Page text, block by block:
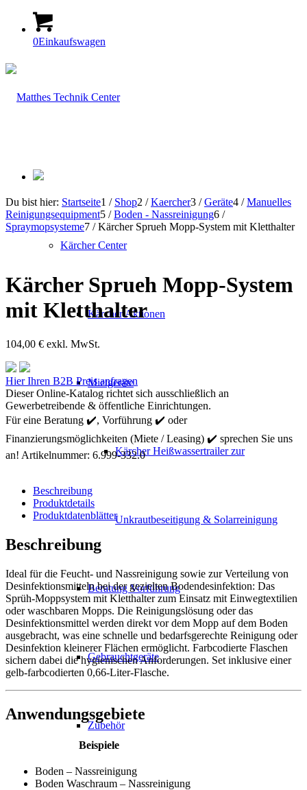
0Einkaufswagen
Kärcher Center
Kärcher Aktionen
Mietgeräte
Kärcher Heißwassertrailer zur
Unkrautbeseitigung & Solarreinigung
Beratung Vorführung
Gebrauchtgeräte
Zubehör
Du bist hier: Startseite1 / Shop2 / Kaercher3 / Geräte4 / Manuelles
Reinigungsequipment5 / Boden - Nassreinigung6 /
Spraymopsysteme7 / Kärcher Sprueh Mopp-System mit Kletthalter
Kärcher Sprueh Mopp-System
mit Kletthalter
104,00 € exkl. MwSt.
Kärcher
Sprueh
Mopp-
System
Kletthalter
Menge
Hier Ihren B2B Preis anfragen
Dieser Online-Katalog richtet sich ausschließlich an
Gewerbetreibende & öffentliche Einrichtungen.
Für eine Beratung ✔️, Vorführung ✔️ oder
Finanzierungsmöglichkeiten (Miete / Leasing) ✔️ sprechen Sie uns
an! Artikelnummer: 6.999-332.0
Beschreibung
Produktdetails
Produktdatenblätter
Beschreibung
Ideal für die Feucht- und Nassreinigung sowie zur Verteilung von
Desinfektionsmitteln bei der gezielten Bodendesinfektion: Das
Sprüh-Moppsystem mit Kletthalter zum Einsatz mit Einwegtextilien
oder waschbaren Mopps. Die Reinigungslösung oder das
Desinfektionsmittel werden direkt vor dem Mopp auf dem Boden
ausgebracht, was eine schnelle und bedarfsgerechte Reinigung oder
Desinfektion kleinerer Flächen ermöglicht. Farbcodierte Flaschen
sichern dabei die hygienischen Anforderungen. Set inklusive einer
gelb-farbcodierten 0,66-Liter-Flasche.
Anwendungsgebiete
Beispiele
Boden – Nassreinigung
Boden Waschraum – Nassreinigung